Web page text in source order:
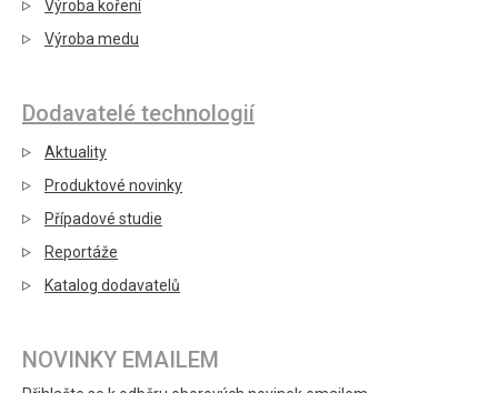
Výroba koření
Výroba medu
Dodavatelé technologií
Aktuality
Produktové novinky
Případové studie
Reportáže
Katalog dodavatelů
NOVINKY EMAILEM